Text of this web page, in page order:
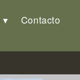
Contacto